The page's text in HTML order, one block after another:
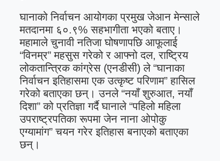
घानाको निर्वाचन आयोगका प्रमुख जेआन मेन्साले
मतदानमा ६०.९% सहभागीता भएको बताए।
महामाले चुनावी नतिजा घोषणापछि आफूलाई
“विनम्र” महसुस गरेको र आफ्नो दल, राष्ट्रिय
लोकतान्त्रिक कांग्रेस (एनडीसी) ले “घानाका
निर्वाचन इतिहासमा एक उत्कृष्ट परिणाम” हासिल
गरेको बताएका छन्। उनले “नयाँ शुरुआत, नयाँ
दिशा” को प्रतिज्ञा गर्दै घानाले “पहिलो महिला
उपराष्ट्रपतिका रूपमा जेन नाना ओपोकु
एग्यामांग” चयन गरेर इतिहास बनाएको बताएका
छन्।